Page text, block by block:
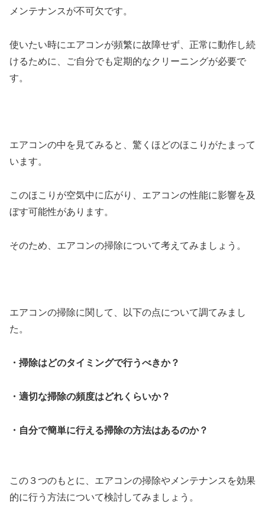
メンテナンスが不可欠です。
使いたい時にエアコンが頻繁に故障せず、正常に動作し続
けるために、ご自分でも定期的なクリーニングが必要で
す。
エアコンの中を見てみると、驚くほどのほこりがたまって
います。
このほこりが空気中に広がり、エアコンの性能に影響を及
ぼす可能性があります。
そのため、エアコンの掃除について考えてみましょう。
エアコンの掃除に関して、以下の点について調てみまし
た。
・掃除はどのタイミングで行うべきか？
・適切な掃除の頻度はどれくらいか？
・自分で簡単に行える掃除の方法はあるのか？
この３つのもとに、エアコンの掃除やメンテナンスを効果
的に行う方法について検討してみましょう。